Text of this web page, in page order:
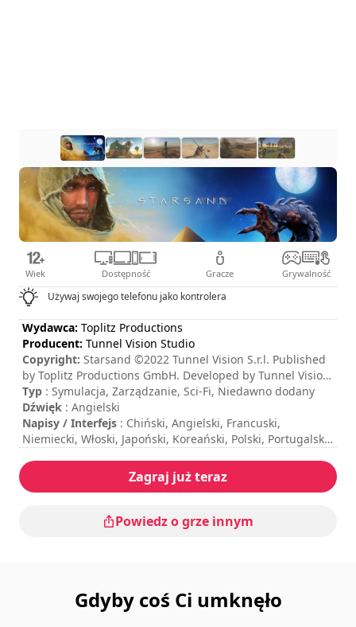
Wiek Dostępność Gracze Grywalność
Używaj swojego telefonu jako kontrolera
Wydawca: Toplitz Productions
Producent: Tunnel Vision Studio
Copyright: Starsand ©2022 Tunnel Vision S.r.l. Published
by Toplitz Productions GmbH. Developed by Tunnel Vision.
All rights reserved.
Typ : Symulacja, Zarządzanie, Sci-Fi, Niedawno dodany
Dźwięk : Angielski
Napisy / Interfejs : Chiński, Angielski, Francuski,
Niemiecki, Włoski, Japoński, Koreański, Polski, Portugalski,
Czas trwania sesji
: > 30 minut
Całkowity czas trwania: 30godzin
Sterowanie jest pokazane w opcjach gry.
Zagraj już teraz
Powiedz o grze innym
Gdyby coś Ci umknęło